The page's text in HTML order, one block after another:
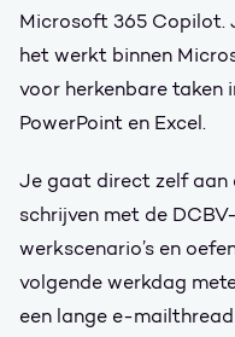
Microsoft 365 Copilot.
het werkt binnen
voor herkenbare taken
PowerPoint en Excel.
Je gaat direct zelf aan
schrijven met de
werkscenario’s en
volgende werkdag
een lange e-